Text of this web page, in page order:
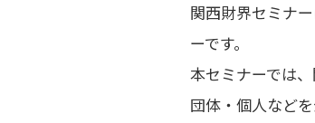
関西財界セミナ
ーです。
本セミナーでは
団体・個人など